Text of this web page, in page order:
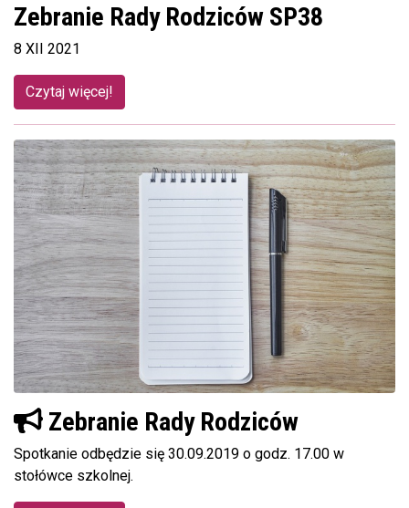
Zebranie Rady Rodziców SP38
8 XII 2021
Czytaj więcej!
Zebranie Rady Rodziców
Spotkanie odbędzie się 30.09.2019 o godz. 17.00 w
stołówce szkolnej.